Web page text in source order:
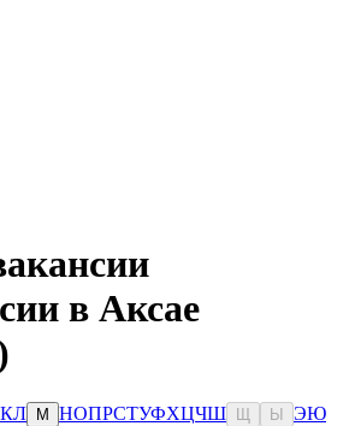
в Аксае
КЛ М НОПРСТУФХЦЧШ Ы ЭЮ